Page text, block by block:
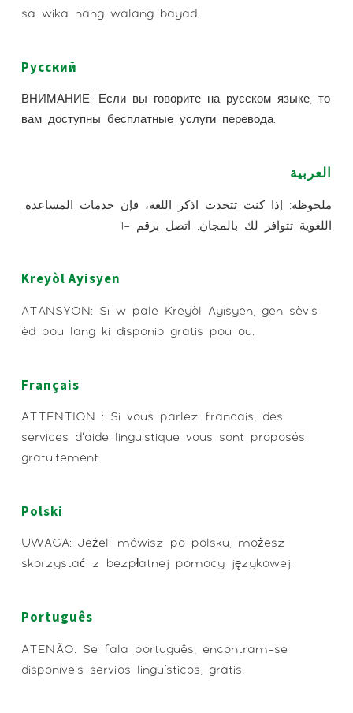
sa wika nang walang bayad.
Русский
ВНИМАНИЕ: Если вы говорите на русском языке, то
вам доступны бесплатные услуги перевода.
العربية
اللغوية تتوافر لك بالمجان. اتصل برقم -1
Kreyòl Ayisyen
ATANSYON: Si w pale Kreyòl Ayisyen, gen sèvis
èd pou lang ki disponib gratis pou ou.
Français
ATTENTION : Si vous parlez francais, des
services d’aide linguistique vous sont proposés
gratuitement.
Polski
UWAGA: Jeżeli mówisz po polsku, możesz
skorzystać z bezpłatnej pomocy językowej.
Português
ATENÇÃO: Se fala português, encontram-se
disponíveis serviços linguísticos, grátis.